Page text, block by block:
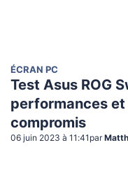
ÉCRAN PC
Test Asus ROG
performances et
compromis
06 juin 2023 à 11:41 par